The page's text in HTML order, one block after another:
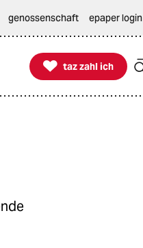
genossenschaft epaper login

taz zahl ich
taz zahl ich